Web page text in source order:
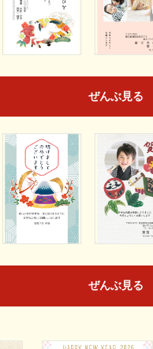
ぜんぶ見る
ぜんぶ見る